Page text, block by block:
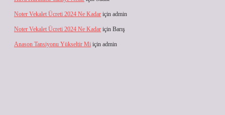
Noter Vekalet Ücreti 2024 Ne Kadar için admin
Noter Vekalet Ücreti 2024 Ne Kadar için Barış
Anason Tansiyonu Yükseltir Mi için admin